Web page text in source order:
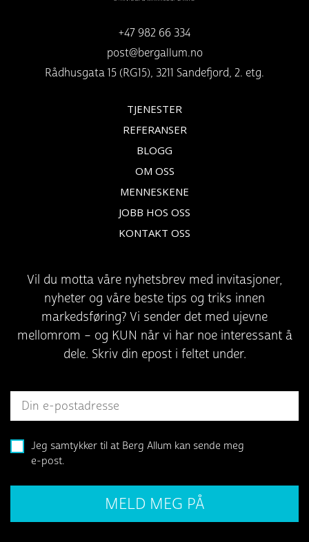
+47 982 66 334
post@bergallum.no
Rådhusgata 15 (RG15), 3211 Sandefjord, 2. etg.
TJENESTER
REFERANSER
BLOGG
OM OSS
MENNESKENE
JOBB HOS OSS
KONTAKT OSS
Vil du motta våre nyhetsbrev med invitasjoner,
nyheter og våre beste tips og triks innen
markedsføring? Vi sender det med ujevne
mellomrom – og KUN når vi har noe interessant å
dele. Skriv din epost i feltet under.
Jeg samtykker til at Berg Allum kan sende meg
e-post.